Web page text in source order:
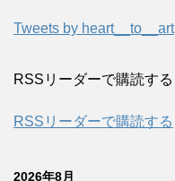
Tweets by heart__to__art
RSSリーダーで購読する
RSSリーダーで購読する
2026年8月